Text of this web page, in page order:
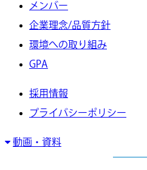
メンバー
企業理念/品質方針
環境への取り組み
GPA
採用情報
プライバシーポリシー
動画・資料